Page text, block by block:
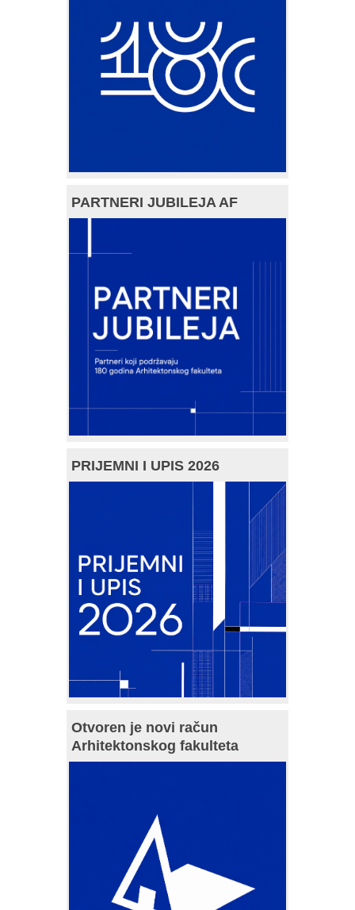
PARTNERI JUBILEJA AF
PRIJEMNI I UPIS 2026
Otvoren je novi račun
Arhitektonskog fakulteta